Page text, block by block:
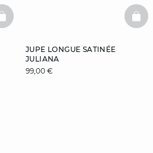
BASKETFULL
JUPE LONGUE SATINÉE
JULIANA
99,00 €